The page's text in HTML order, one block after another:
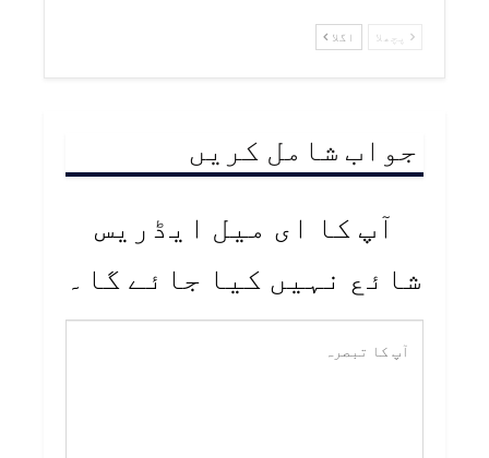
پچھلا اگلا
جواب شامل کریں
آپ کا ای میل ایڈریس
شائع نہیں کیا جائے گا۔